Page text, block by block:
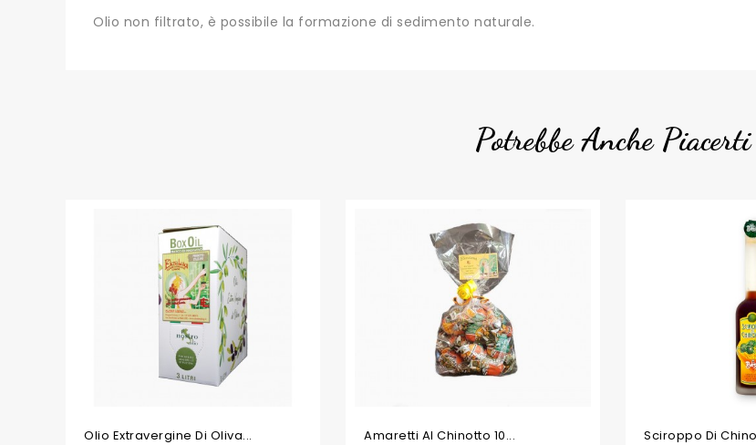
Olio non filtrato, è possibile la formazione di sedimento naturale.
Potrebbe Anche Piacerti
Olio Extravergine Di Oliva... Amaretti Al Chinotto 10... Sciroppo Di